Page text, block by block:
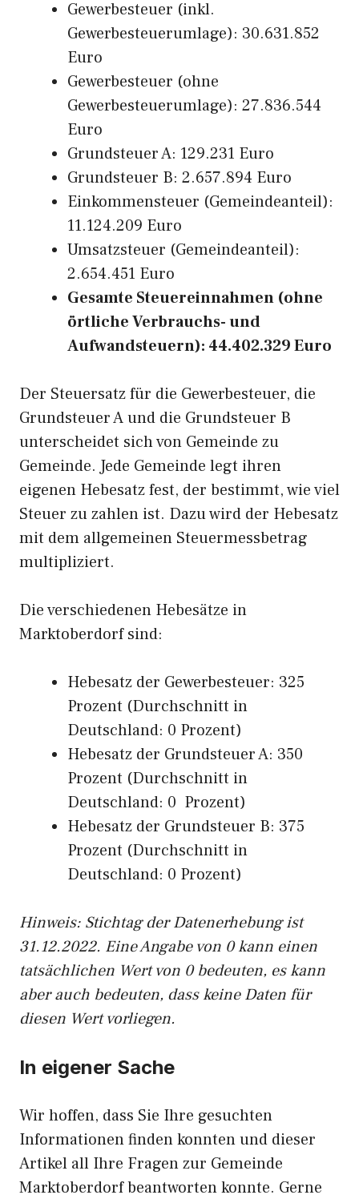
Gewerbesteuer (inkl.
Gewerbesteuerumlage): 30.631.852
Euro
Gewerbesteuer (ohne
Gewerbesteuerumlage): 27.836.544
Euro
Grundsteuer A: 129.231 Euro
Grundsteuer B: 2.657.894 Euro
Einkommensteuer (Gemeindeanteil):
11.124.209 Euro
Umsatzsteuer (Gemeindeanteil):
2.654.451 Euro
Gesamte Steuereinnahmen (ohne
örtliche Verbrauchs- und
Aufwandsteuern): 44.402.329 Euro
Der Steuersatz für die Gewerbesteuer, die
Grundsteuer A und die Grundsteuer B
unterscheidet sich von Gemeinde zu
Gemeinde. Jede Gemeinde legt ihren
eigenen Hebesatz fest, der bestimmt, wie viel
Steuer zu zahlen ist. Dazu wird der Hebesatz
mit dem allgemeinen Steuermessbetrag
multipliziert.
Die verschiedenen Hebesätze in
Marktoberdorf sind:
Hebesatz der Gewerbesteuer: 325
Prozent (Durchschnitt in
Deutschland: 0 Prozent)
Hebesatz der Grundsteuer A: 350
Prozent (Durchschnitt in
Deutschland: 0 Prozent)
Hebesatz der Grundsteuer B: 375
Prozent (Durchschnitt in
Deutschland: 0 Prozent)
Hinweis: Stichtag der Datenerhebung ist
31.12.2022. Eine Angabe von 0 kann einen
tatsächlichen Wert von 0 bedeuten, es kann
aber auch bedeuten, dass keine Daten für
diesen Wert vorliegen.
In eigener Sache
Wir hoffen, dass Sie Ihre gesuchten
Informationen finden konnten und dieser
Artikel all Ihre Fragen zur Gemeinde
Marktoberdorf beantworten konnte. Gerne